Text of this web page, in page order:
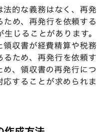
的な義務はなく、再発
め、再発行を依頼する
じることがあります。
収書が経費精算や税務
ため、再発行を依頼す
、領収書の再発行につ
することが求められま